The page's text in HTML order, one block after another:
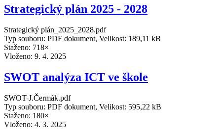
Strategický plán 2025 - 2028
Strategický plán_2025_2028.pdf
Typ souboru: PDF dokument, Velikost: 189,11 kB
Staženo: 718×
Vloženo: 9. 4. 2025
SWOT analýza ICT ve škole
SWOT-J.Čermák.pdf
Typ souboru: PDF dokument, Velikost: 595,22 kB
Staženo: 180×
Vloženo: 4. 3. 2025